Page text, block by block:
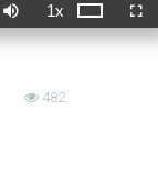
Ton
aus
1x
482